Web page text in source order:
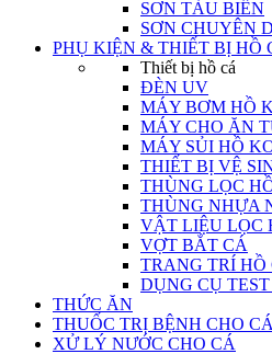
SƠN TÀU BIỂN
SƠN CHUYÊN
PHỤ KIỆN & THIẾT BỊ HỒ
Thiết bị hồ cá
ĐÈN UV
MÁY BƠM HỒ
MÁY CHO ĂN
MÁY SỦI HỒ
THIẾT BỊ VỆ
THÙNG LỌC
THÙNG NHỰA
VẬT LIỆU LỌC
VỢT BẮT CÁ
TRANG TRÍ HỒ
DỤNG CỤ
THỨC ĂN
THUỐC TRỊ BỆNH CHO CÁ
XỬ LÝ NƯỚC CHO CÁ